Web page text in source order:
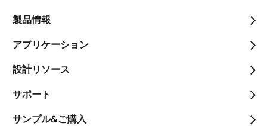
製品情報
アプリケーション
設計リソース
サポート
サンプル&ご購入
ン
く
ず
アクセスおよび追跡のため
のユーザーバッジ
ページセクションへ移動：